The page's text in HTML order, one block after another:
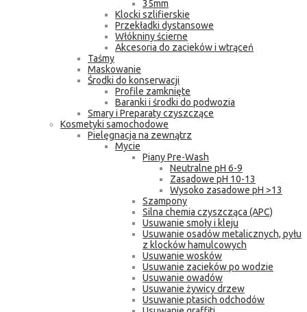
35mm
Klocki szlifierskie
Przekładki dystansowe
Włókniny ścierne
Akcesoria do zacieków i wtrąceń
Taśmy
Maskowanie
Środki do konserwacji
Profile zamknięte
Baranki i środki do podwozia
Smary i Preparaty czyszczące
Kosmetyki samochodowe
Pielęgnacja na zewnątrz
Mycie
Piany Pre-Wash
Neutralne pH 6-9
Zasadowe pH 10-13
Wysoko zasadowe pH >13
Szampony
Silna chemia czyszcząca (APC)
Usuwanie smoły i kleju
Usuwanie osadów metalicznych, pyłu
z klocków hamulcowych
Usuwanie wosków
Usuwanie zacieków po wodzie
Usuwanie owadów
Usuwanie żywicy drzew
Usuwanie ptasich odchodów